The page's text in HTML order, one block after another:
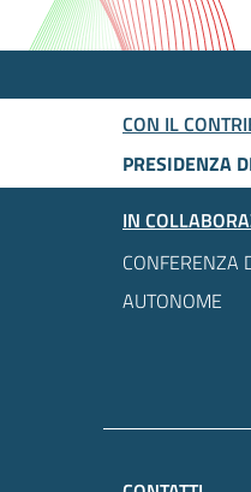
CON IL
PRESIDENZA
IN
CONFERENZA
AUTONOME